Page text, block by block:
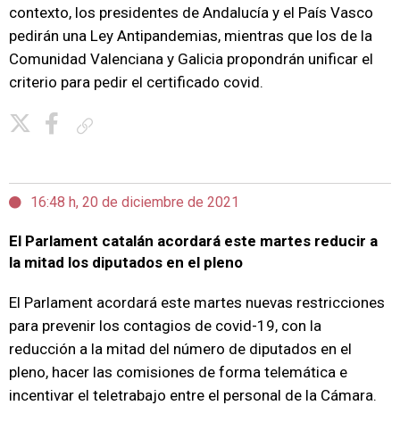
contexto, los presidentes de Andalucía y el País Vasco
pedirán una Ley Antipandemias, mientras que los de la
Comunidad Valenciana y Galicia propondrán unificar el
criterio para pedir el certificado covid.
16:48 h, 20 de diciembre de 2021
El Parlament catalán acordará este martes reducir a
la mitad los diputados en el pleno
El Parlament acordará este martes nuevas restricciones
para prevenir los contagios de covid-19, con la
reducción a la mitad del número de diputados en el
pleno, hacer las comisiones de forma telemática e
incentivar el teletrabajo entre el personal de la Cámara.